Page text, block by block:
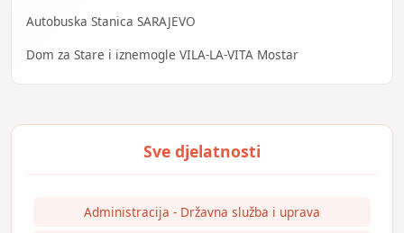
Autobuska Stanica SARAJEVO
Dom za Stare i iznemogle VILA-LA-VITA Mostar
Administracija - Državna služba i uprava